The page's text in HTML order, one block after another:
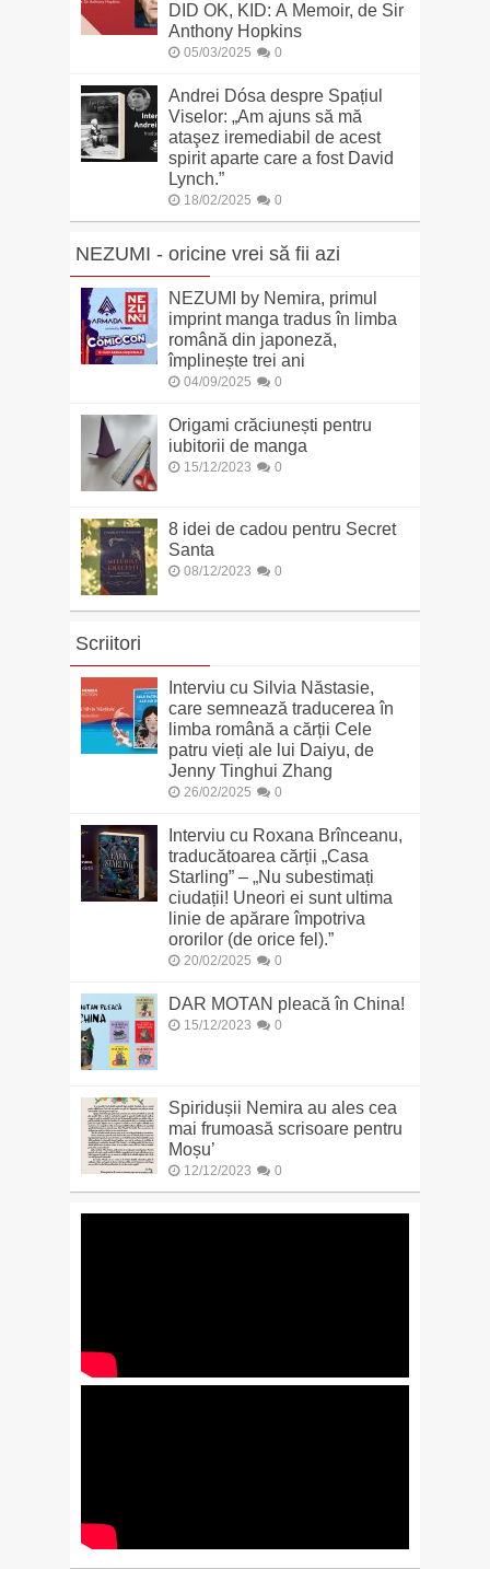
DID OK, KID: A Memoir, de Sir
Anthony Hopkins
05/03/2025 0
Andrei Dósa despre Spațiul
Viselor: „Am ajuns să mă
ataşez iremediabil de acest
spirit aparte care a fost David
Lynch.”
18/02/2025 0
NEZUMI - oricine vrei să fii azi
NEZUMI by Nemira, primul
imprint manga tradus în limba
română din japoneză,
împlinește trei ani
04/09/2025 0
Origami crăciunești pentru
iubitorii de manga
15/12/2023 0
8 idei de cadou pentru Secret
Santa
08/12/2023 0
Scriitori
Interviu cu Silvia Năstasie,
care semnează traducerea în
limba română a cărții Cele
patru vieți ale lui Daiyu, de
Jenny Tinghui Zhang
26/02/2025 0
Interviu cu Roxana Brînceanu,
traducătoarea cărții „Casa
Starling” – „Nu subestimați
ciudații! Uneori ei sunt ultima
linie de apărare împotriva
ororilor (de orice fel).”
20/02/2025 0
DAR MOTAN pleacă în China!
15/12/2023 0
Spiridușii Nemira au ales cea
mai frumoasă scrisoare pentru
Moșu’
12/12/2023 0